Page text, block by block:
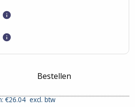
Bestellen
€26.04excl. btw